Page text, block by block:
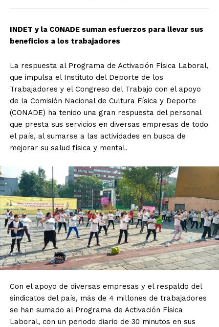
INDET y la CONADE suman esfuerzos para llevar sus
beneficios a los trabajadores
La respuesta al Programa de Activación Física Laboral,
que impulsa el Instituto del Deporte de los
Trabajadores y el Congreso del Trabajo con el apoyo
de la Comisión Nacional de Cultura Física y Deporte
(CONADE) ha tenido una gran respuesta del personal
que presta sus servicios en diversas empresas de todo
el país, al sumarse a las actividades en busca de
mejorar su salud física y mental.
Con el apoyo de diversas empresas y el respaldo del
sindicatos del país, más de 4 millones de trabajadores
se han sumado al Programa de Activación Física
Laboral, con un periodo diario de 30 minutos en sus